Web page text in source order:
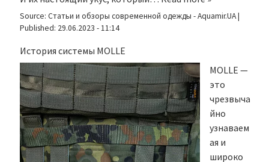
Source: Статьи и обзоры современной одежды - Aquamir.UA|
Published: 29.06.2023 - 11:14
История системы MOLLE
MOLLE —
это
чрезвыча
йно
узнаваем
ая и
широко